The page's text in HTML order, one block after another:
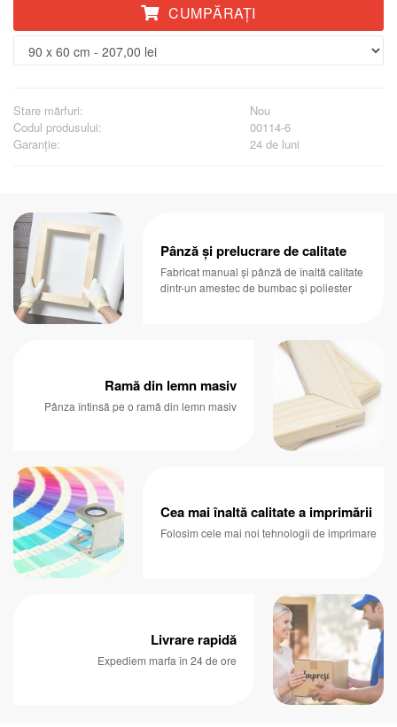
CUMPĂRAŢI
Stare mărfuri:
Nou
Codul produsului:
00114-6
Garanţie:
24 de luni
Pânză și prelucrare de calitate
Fabricat manual și pânză de înaltă calitate
dintr-un amestec de bumbac și poliester
Ramă din lemn masiv
Pânza întinsă pe o ramă din lemn masiv
Cea mai înaltă calitate a imprimării
Folosim cele mai noi tehnologii de imprimare
Livrare rapidă
Expediem marfa în 24 de ore